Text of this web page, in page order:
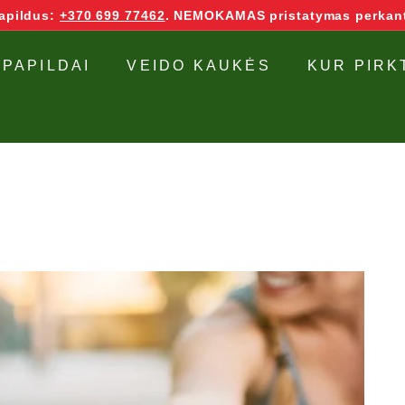
+370 699 77462. NEMOKAMAS pristatymas
VEIDO KAUKĖS KUR